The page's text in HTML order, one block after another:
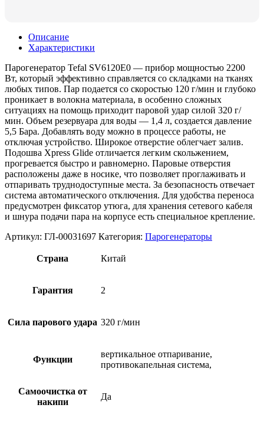
Описание
Характеристики
Парогенератор Tefal SV6120E0 — прибор мощностью 2200
Вт, который эффективно справляется со складками на тканях
любых типов. Пар подается со скоростью 120 г/мин и глубоко
проникает в волокна материала, в особенно сложных
ситуациях на помощь приходит паровой удар силой 320 г/
мин. Объем резервуара для воды — 1,4 л, создается давление
5,5 Бара. Добавлять воду можно в процессе работы, не
отключая устройство. Широкое отверстие облегчает залив.
Подошва Xpress Glide отличается легким скольжением,
прогревается быстро и равномерно. Паровые отверстия
расположены даже в носике, что позволяет проглаживать и
отпаривать труднодоступные места. За безопасность отвечает
система автоматического отключения. Для удобства переноса
предусмотрен фиксатор утюга, для хранения сетевого кабеля
и шнура подачи пара на корпусе есть специальное крепление.
Артикул: ГЛ-00031697 Категория: Парогенераторы
Страна Китай
Гарантия 2
Сила парового удара 320 г/мин
Функции
вертикальное отпаривание,
противокапельная система,
Самоочистка от
накипи
Да